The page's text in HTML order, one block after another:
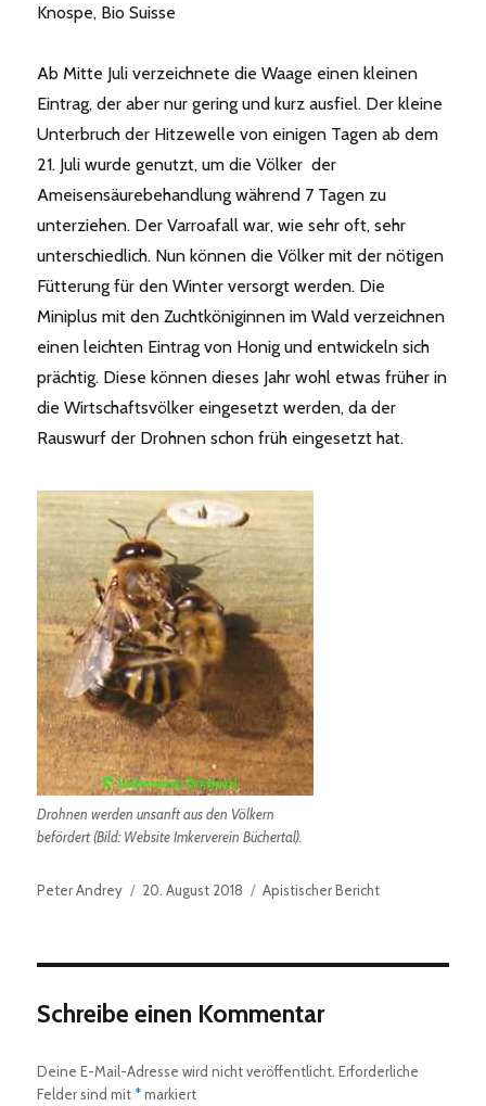
Knospe, Bio Suisse
Ab Mitte Juli verzeichnete die Waage einen kleinen
Eintrag, der aber nur gering und kurz ausfiel. Der kleine
Unterbruch der Hitzewelle von einigen Tagen ab dem
21. Juli wurde genutzt, um die Völker der
Ameisensäurebehandlung während 7 Tagen zu
unterziehen. Der Varroafall war, wie sehr oft, sehr
unterschiedlich. Nun können die Völker mit der nötigen
Fütterung für den Winter versorgt werden. Die
Miniplus mit den Zuchtköniginnen im Wald verzeichnen
einen leichten Eintrag von Honig und entwickeln sich
prächtig. Diese können dieses Jahr wohl etwas früher in
die Wirtschaftsvölker eingesetzt werden, da der
Rauswurf der Drohnen schon früh eingesetzt hat.
Drohnen werden unsanft aus den Völkern
befördert (Bild: Website Imkerverein Büchertal).
Autor
Peter Andrey
Veröffentlicht
20. August 2018 Kategorien
Apistischer Bericht
Schreibe einen Kommentar
Deine E-Mail-Adresse wird nicht veröffentlicht. Erforderliche
Felder sind mit *markiert